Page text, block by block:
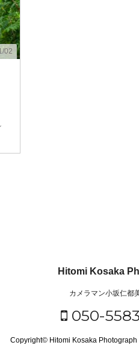
02
Hitomi Kosaka
カメラマン小坂仁都
050-
Copyright© Hitomi Kosaka